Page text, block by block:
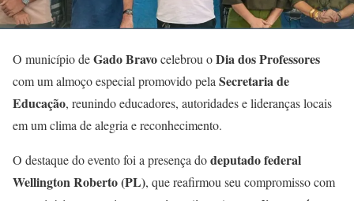
O município deGado Bravocelebrou oDia dos Professores
com um almoço especial promovido pela Secretaria de
Educação, reunindo educadores, autoridades e lideranças locais
em um clima de alegria e reconhecimento.
O destaque do evento foi a presença dodeputado federal
Wellington Roberto (PL), que reafirmou seu compromisso com